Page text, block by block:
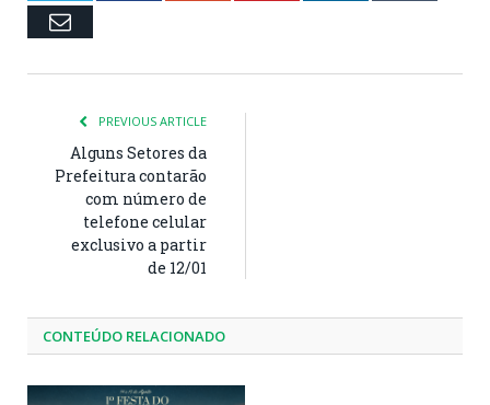
Email
PREVIOUS ARTICLE
Alguns Setores da
Prefeitura contarão
com número de
telefone celular
exclusivo a partir
de 12/01
CONTEÚDO RELACIONADO